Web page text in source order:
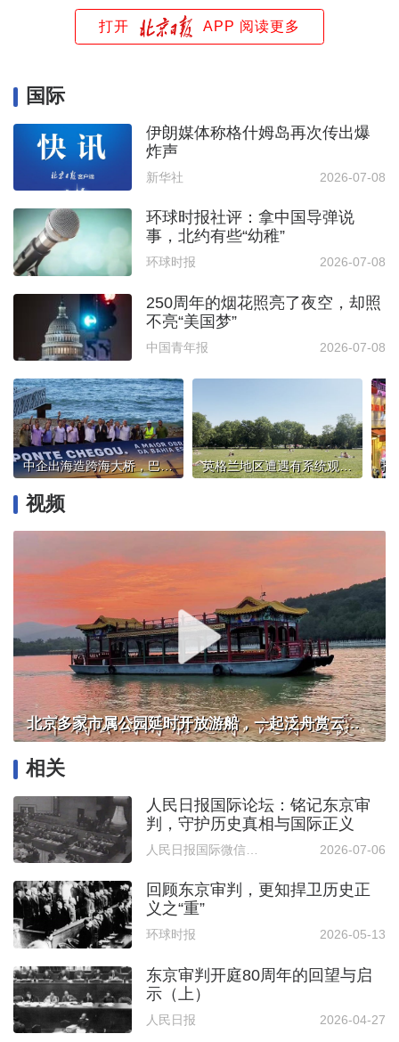
打开 APP 阅读更多
国际
伊朗媒体称格什姆岛再次传出爆
炸声
新华社 2026-07-08
环球时报社评：拿中国导弹说
事，北约有些“幼稚”
环球时报 2026-07-08
250周年的烟花照亮了夜空，却照
不亮“美国梦”
中国青年报 2026-07-08
中企出海造跨海大桥，巴西总统卢拉：造福当地民众 英格兰地区遭遇有系统观测以来最热6月
视频
北京多家市属公园延时开放游船，一起泛舟赏云霞！
相关
人民日报国际论坛：铭记东京审
判，守护历史真相与国际正义
2026-07-06
回顾东京审判，更知捍卫历史正
义之“重”
环球时报 2026-05-13
东京审判开庭80周年的回望与启
示（上）
人民日报 2026-04-27